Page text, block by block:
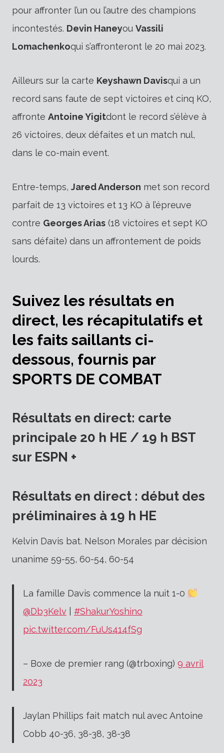
pour affronter l’un ou l’autre des champions
incontestés. Devin Haneyou Vassili
Lomachenkoqui s’affronteront le 20 mai 2023.
Ailleurs sur la carte Keyshawn Davisqui a un
record sans faute de sept victoires et cinq KO,
affronte Antoine Yigitdont le record s’élève à
26 victoires, deux défaites et un match nul,
dans le co-main event.
Entre-temps, Jared Anderson met son record
parfait de 13 victoires et 13 KO à l’épreuve
contre Georges Arias (18 victoires et sept KO
sans défaite) dans un affrontement de poids
lourds.
Suivez les résultats en
direct, les récapitulatifs et
les faits saillants ci-
dessous, fournis par
SPORTS DE COMBAT
Résultats en direct: carte
principale 20 h HE / 19 h BST
sur ESPN +
Résultats en direct : début des
préliminaires à 19 h HE
Kelvin Davis bat. Nelson Morales par décision
unanime 59-55, 60-54, 60-54
La famille Davis commence la nuit 1-0
@Db3Kelv
#ShakurYoshino
pic.twitter.com/FuUs414fSg
– Boxe de premier rang (@trboxing) 9 avril
2023
Jaylan Phillips fait match nul avec Antoine
Cobb 40-36, 38-38, 38-38